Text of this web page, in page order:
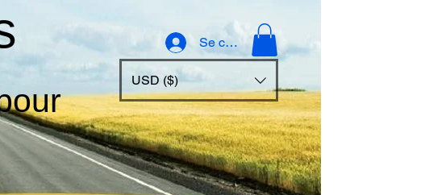
Se connecter
USD ($)